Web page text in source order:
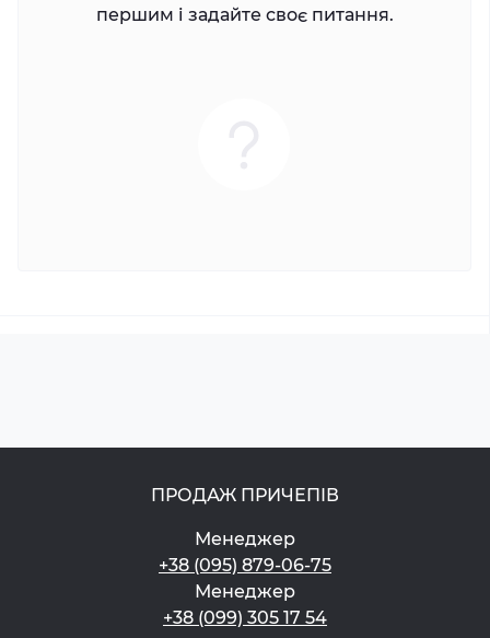
першим і задайте своє питання.
ПРОДАЖ ПРИЧЕПІВ
Менеджер
+38 (095) 879-06-75
Менеджер
+38 (099) 305 17 54